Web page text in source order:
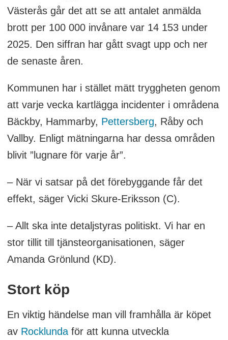
Västerås går det att se att antalet anmälda
brott per 100 000 invånare var 14 153 under
2025. Den siffran har gått svagt upp och ner
de senaste åren.
Kommunen har i stället mätt tryggheten genom
att varje vecka kartlägga incidenter i områdena
Bäckby, Hammarby, Pettersberg, Råby och
Vallby. Enligt mätningarna har dessa områden
blivit ”lugnare för varje år”.
– När vi satsar på det förebyggande får det
effekt, säger Vicki Skure-Eriksson (C).
– Allt ska inte detaljstyras politiskt. Vi har en
stor tillit till tjänsteorganisationen, säger
Amanda Grönlund (KD).
Stort köp
En viktig händelse man vill framhålla är köpet
av Rocklundaför att kunna utveckla